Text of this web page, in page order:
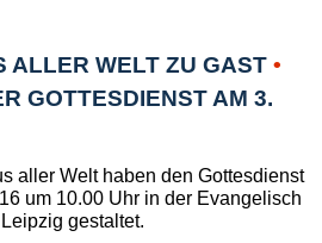
ALLER WELT ZU GAST •
GOTTESDIENST AM 3.
aller Welt haben den Gottesdienst
um 10.00 Uhr in der Evangelisch
gestaltet.